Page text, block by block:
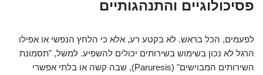
פסיכולוגיים והתנהגותיים
לפעמים, הכל בראש. לא בקטע רע, אלא כי הלחץ הנפשי או אפילו
הרגל לא נכון בשימוש בשירותים יכולים להשפיע. למשל, "תסמונת
השירותים המבוישים" (Paruresis), שבה קשה או בלתי אפשרי